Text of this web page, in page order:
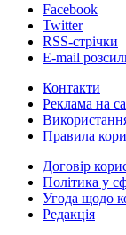
Facebook
Twitter
RSS-стрічки
E-mail
Контакти
Реклама на
Правила
Договір
Політика у
Угода щодо
Редакція